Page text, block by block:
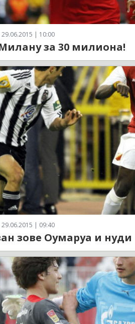
| 10:00
за 30 милиона!
| 09:40
зове Оумаруа и нуди